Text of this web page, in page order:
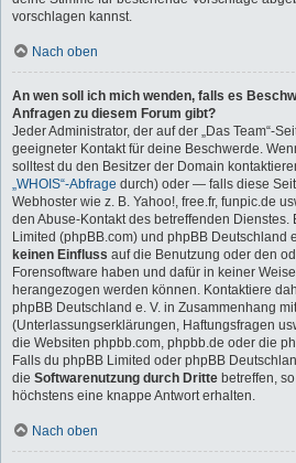
vorschlagen kannst.
Nach oben
An wen soll ich mich wenden, falls es
Anfragen zu diesem Forum gibt?
Jeder Administrator, der auf der „Das Team“-
geeigneter Kontakt für deine Beschwerde.
solltest du den Besitzer der Domain
„WHOIS“-Abfrage durch) oder — falls diese
Webhoster wie z. B. Yahoo!, free.fr, funpic.de
den Abuse-Kontakt des betreffenden Dienstes.
Limited (phpBB.com) und phpBB Deutschland
keinen Einfluss auf die Benutzung oder den
Forensoftware haben und dafür in keiner
herangezogen werden können. Kontaktiere
phpBB Deutschland e. V. in Zusammenhang
(Unterlassungserklärungen, Haftungsfragen
die Websiten phpbb.com, phpbb.de oder die
Falls du phpBB Limited oder phpBB
die Softwarenutzung durch Dritte betreffen,
höchstens eine knappe Antwort erhalten.
Nach oben